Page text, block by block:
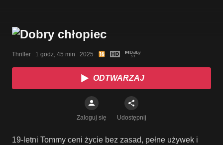
Thriller   1 godz, 45 min   2025
ODTWARZAJ
Zaloguj się Udostępnij
19-letni Tommy ceni życie bez zasad, pełne używek i